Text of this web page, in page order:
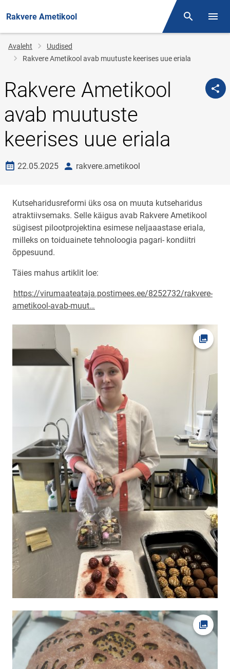
Rakvere Ametikool Otsing
Jälglink
Avaleht
Uudised
Rakvere Ametikool avab muutuste keerises uue eriala
Rakvere Ametikool
avab muutuste
keerises uue eriala
Loomise kuupäev
22.05.2025 autorrakvere.ametikool
Kutseharidusreformi üks osa on muuta kutseharidus
atraktiivsemaks. Selle käigus avab Rakvere Ametikool
sügisest pilootprojektina esimese neljaaastase eriala,
milleks on toiduainete tehnoloogia pagari- kondiitri
õppesuund.
Täies mahus artiklit loe:
https://virumaateataja.postimees.ee/8252732/rakvere-
ametikool-avab-muut…
Ava
Ava